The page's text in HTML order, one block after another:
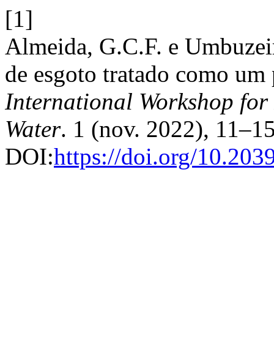
[1]
Almeida, G.C.F. e
de esgoto tratado como
International Workshop
Water. 1 (nov. 2022),
DOI:https://doi.org/